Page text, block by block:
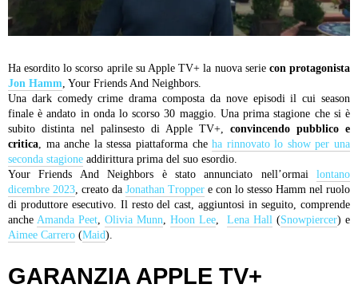
Ha esordito lo scorso aprile su Apple TV+ la nuova serie con protagonista
Jon Hamm, Your Friends And Neighbors.
Una dark comedy crime drama composta da nove episodi il cui season
finale è andato in onda lo scorso 30 maggio. Una prima stagione che si è
subito distinta nel palinsesto di Apple TV+, convincendo pubblico e
critica, ma anche la stessa piattaforma cheha rinnovato lo show per una
seconda stagione addirittura prima del suo esordio.
Your Friends And Neighbors è stato annunciato nell’ormai lontano
dicembre 2023, creato da Jonathan Tropper e con lo stesso Hamm nel ruolo
di produttore esecutivo. Il resto del cast, aggiuntosi in seguito, comprende
anche Amanda Peet, Olivia Munn, Hoon Lee, Lena Hall (Snowpiercer) e
Aimee Carrero (Maid).
GARANZIA APPLE TV+